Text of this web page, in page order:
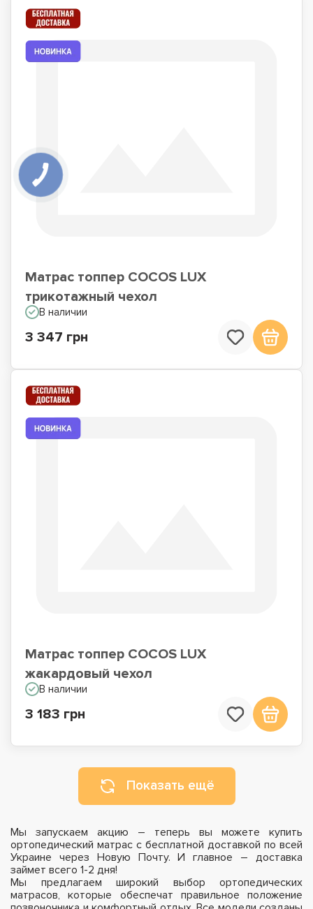
Матрас топпер COCOS LUX
трикотажный чехол
В наличии
3 347 грн
Матрас топпер COCOS LUX
жакардовый чехол
В наличии
3 183 грн
Показать ещё
Мы запускаем акцию – теперь вы можете купить
ортопедический матрас с бесплатной доставкой по всей
Украине через Новую Почту. И главное – доставка
займет всего 1-2 дня!
Мы предлагаем широкий выбор ортопедических
матрасов, которые обеспечат правильное положение